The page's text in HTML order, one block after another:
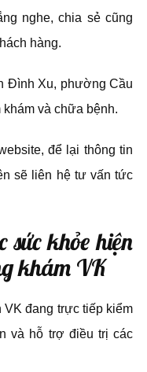
nghe, chia sẻ cũng
hàng.
Đình Xu, phường Cầu
và chữa bệnh.
để lại thông tin
sẽ liên hệ tư vấn tức
sức khỏe hiện
khám VK
VK đang trực tiếp kiểm
và hỗ trợ điều trị các